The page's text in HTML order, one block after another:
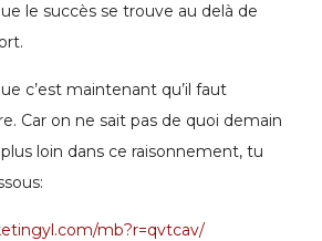
le succès se trouve au delà de
c’est maintenant qu’il faut
Car on ne sait pas de quoi demain
loin dans ce raisonnement, tu
mb?r=qvtcav/